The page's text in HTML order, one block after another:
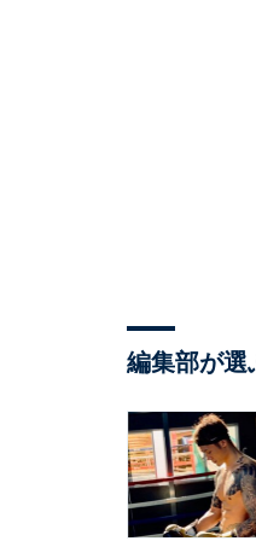
編集部が選